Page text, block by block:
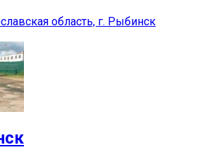
область, г. Рыбинск